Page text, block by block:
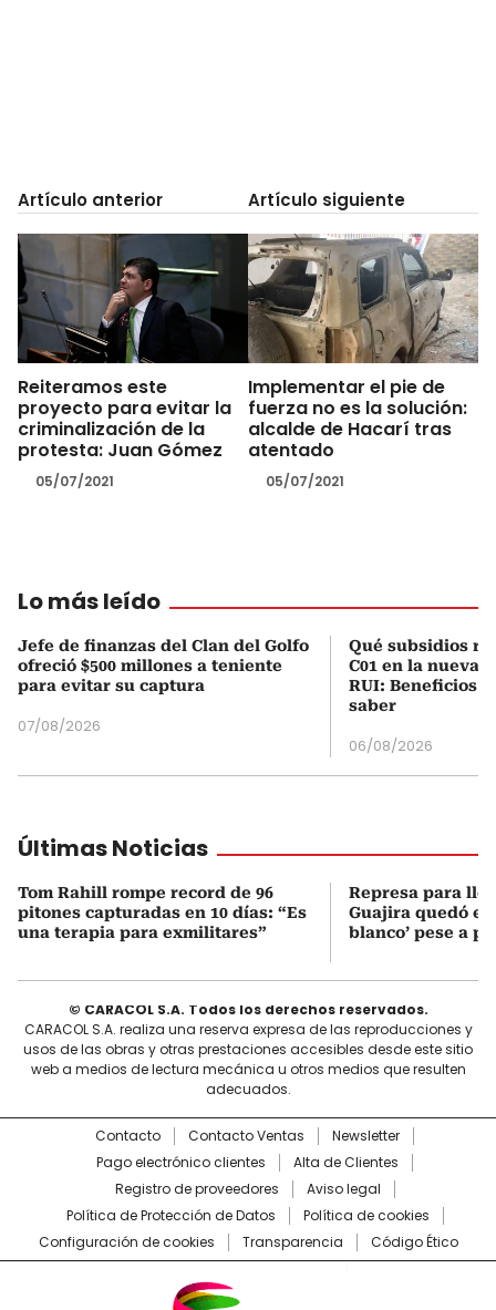
Artículo anterior
Reiteramos este
proyecto para evitar la
criminalización de la
protesta: Juan Gómez
05/07/2021
Artículo siguiente
Implementar el pie de
fuerza no es la solución:
alcalde de Hacarí tras
atentado
05/07/2021
Lo más leído
Jefe de finanzas del Clan del Golfo
ofreció $500 millones a teniente
para evitar su captura
07/08/2026
Qué subsidios
C01 en la nueva
RUI: Beneficios
saber
06/08/2026
Últimas Noticias
Tom Rahill rompe record de 96
pitones capturadas en 10 días: “Es
una terapia para exmilitares”
Represa para
Guajira quedó en
blanco’ pese a
© CARACOL S.A. Todos los derechos reservados.
CARACOL S.A. realiza una reserva expresa de las reproducciones y
usos de las obras y otras prestaciones accesibles desde este sitio
web a medios de lectura mecánica u otros medios que resulten
adecuados.
Contacto Contacto Ventas
Newsletter
Pago electrónico clientes
Alta de Clientes
Registro de proveedores
Aviso legal
Política de Protección de Datos
Política de cookies
Configuración de cookies
Transparencia Código Ético